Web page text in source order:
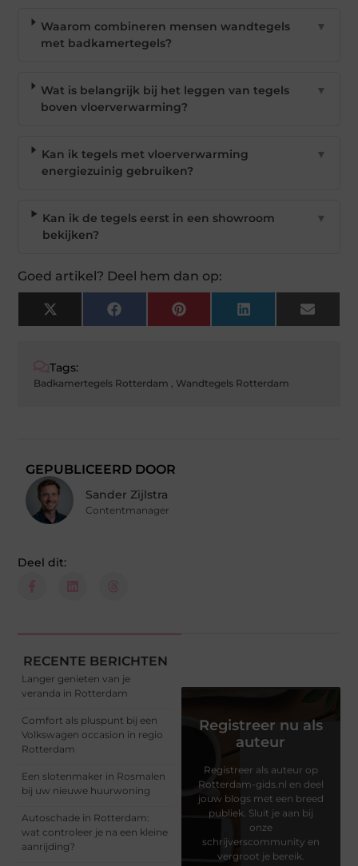
Waarom combineren mensen wandtegels
met badkamertegels?
▼
Wat is belangrijk bij het leggen van tegels
boven vloerverwarming?
▼
Kan ik tegels met vloerverwarming
energiezuinig gebruiken?
▼
Kan ik de tegels eerst in een showroom
bekijken?
▼
Goed artikel? Deel hem dan op:
X
(Twitter)
Facebook Pinterest LinkedIn Email
Tags:
Badkamertegels Rotterdam , Wandtegels Rotterdam
GEPUBLICEERD DOOR
Sander Zijlstra
Contentmanager
Deel dit:
RECENTE BERICHTEN
Langer genieten van je
veranda in Rotterdam
Comfort als pluspunt bij een
Volkswagen occasion in regio
Rotterdam
Een slotenmaker in Rosmalen
bij uw nieuwe huurwoning
Autoschade in Rotterdam:
wat controleer je na een kleine
aanrijding?
Registreer nu als
auteur
Registreer als auteur op
Rotterdam-gids.nl en deel
jouw blogs met een breed
publiek. Sluit je aan bij
onze
schrijverscommunity en
vergroot je bereik.